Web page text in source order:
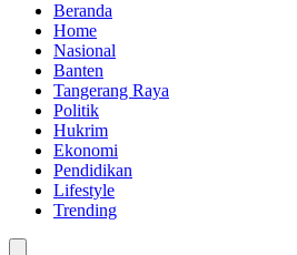
Beranda
Home
Nasional
Banten
Tangerang Raya
Politik
Hukrim
Ekonomi
Pendidikan
Lifestyle
Trending